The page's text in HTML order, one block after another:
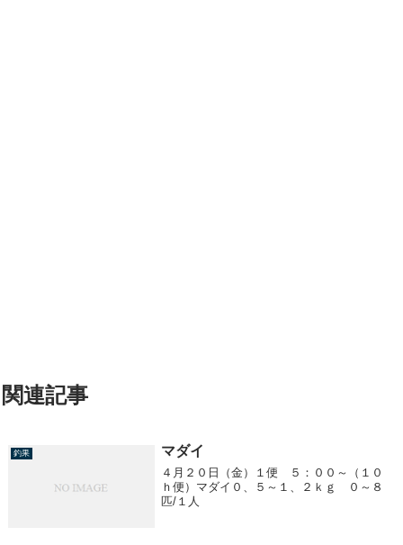
関連記事
釣果 マダイ
４月２０日（金）１便 ５：００～（１０
ｈ便）マダイ０、５～１、２ｋｇ ０～８
匹/１人